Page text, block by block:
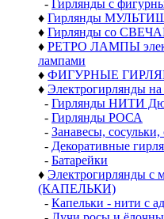
- Гирлянды с
♦ Гирлянды
♦ Гирлянды со
♦ РЕТРО ЛАМПЫ
лампами
♦ ФИГУРНЫЕ
♦ Электрогирлянды
- Гирлянды НИТИ
- Гирлянды РОСА
- Занавесы, сосульки,
- Декоративные
- Батарейки
♦ Электрогирлянды
(КАПЕЛЬКИ)
- Капельки - нити с